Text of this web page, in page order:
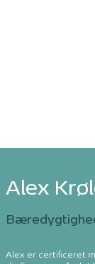
Alex
Alex er certificeret